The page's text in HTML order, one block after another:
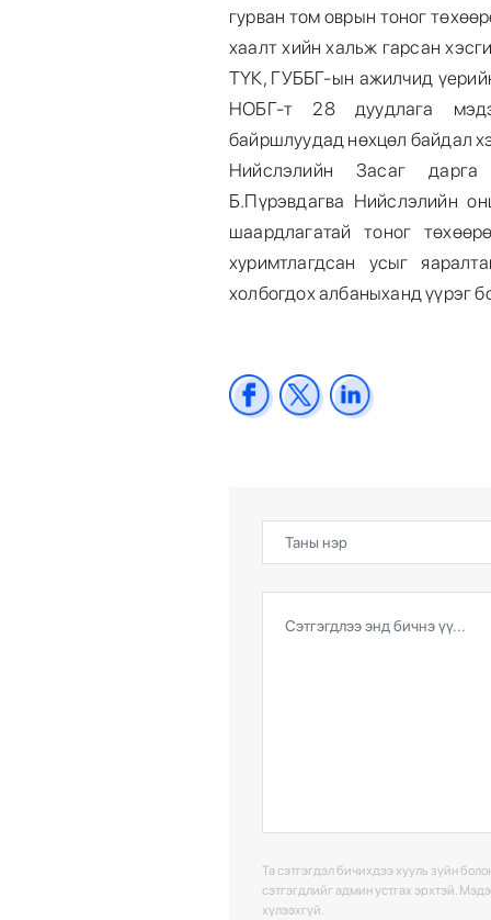
гурван том оврын тоног
хаалт хийн хальж гарсан
ТҮК, ГУББГ-ын ажилчид
НОБГ-т 28 дуудлага
байршлуудад нөхцөл байдал
Нийслэлийн Засаг
Б.Пүрэвдагва Нийслэлийн
шаардлагатай тоног
хуримтлагдсан усыг
холбогдох албаныханд үүрэг
Та сэтгэгдэл бичихдээ хууль зүйн
сэтгэгдлийг админ устгах эрхтэй.
хүлээхгүй.